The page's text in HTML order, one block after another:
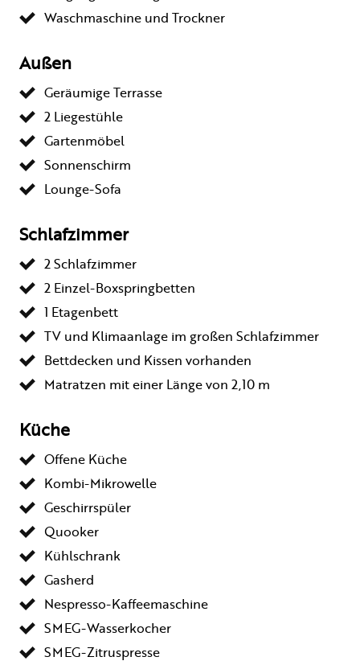
Waschmaschine und Trockner
Außen
Geräumige Terrasse
2 Liegestühle
Gartenmöbel
Sonnenschirm
Lounge-Sofa
Schlafzimmer
2 Schlafzimmer
2 Einzel-Boxspringbetten
1 Etagenbett
TV und Klimaanlage im großen Schlafzimmer
Bettdecken und Kissen vorhanden
Matratzen mit einer Länge von 2,10 m
Küche
Offene Küche
Kombi-Mikrowelle
Geschirrspüler
Quooker
Kühlschrank
Gasherd
Nespresso-Kaffeemaschine
SMEG-Wasserkocher
SMEG-Zitruspresse